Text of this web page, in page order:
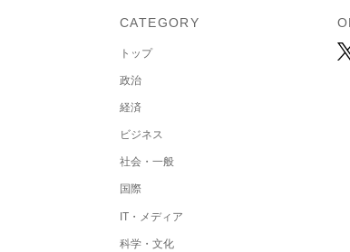
CATEGORY
トップ
政治
経済
ビジネス
社会・一般
国際
IT・メディア
科学・文化